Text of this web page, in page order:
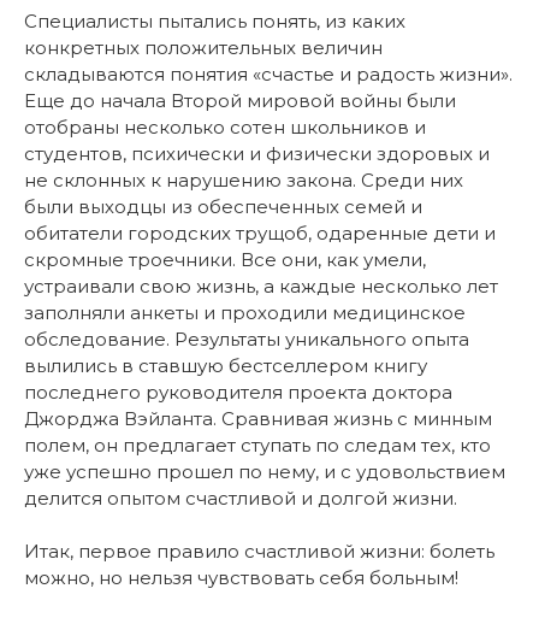
Специалисты пытались понять, из каких
конкретных положительных величин
складываются понятия «счастье и радость жизни».
Еще до начала Второй мировой войны были
отобраны несколько сотен школьников и
студентов, психически и физически здоровых и
не склонных к нарушению закона. Среди них
были выходцы из обеспеченных семей и
обитатели городских трущоб, одаренные дети и
скромные троечники. Все они, как умели,
устраивали свою жизнь, а каждые несколько лет
заполняли анкеты и проходили медицинское
обследование. Результаты уникального опыта
вылились в ставшую бестселлером книгу
последнего руководителя проекта доктора
Джорджа Вэйланта. Сравнивая жизнь с минным
полем, он предлагает ступать по следам тех, кто
уже успешно прошел по нему, и с удовольствием
делится опытом счастливой и долгой жизни.
Итак, первое правило счастливой жизни: болеть
можно, но нельзя чувствовать себя больным!